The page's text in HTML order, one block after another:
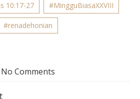
10:17-27 #MingguBiasaXXVIII
#renadehonian
No Comments